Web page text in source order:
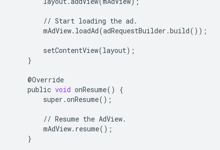
// Start loading the ad .
mAdView. loadAd(adRequestBuilder .build());
setContentView(layout);
}
@Override
public void onResume()
{
super .onResume();
// Resume the AdView.
mAdView. resume();
}